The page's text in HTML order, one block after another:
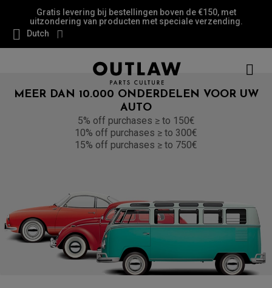
Gratis levering bij bestellingen boven de €150, met
uitzondering van producten met speciale verzending.
Dutch
MEER DAN 10.000 ONDERDELEN VOOR UW
AUTO
5% off purchases ≥ to 150€
10% off purchases ≥ to 300€
15% off purchases ≥ to 750€